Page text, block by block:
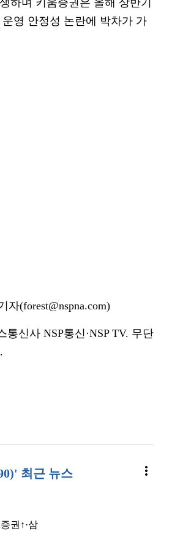
하며 키움증권은 올해 상반기
영 안정성 논란에 박차가 가
자(forest@nspna.com)
신사 NSP통신·NSP TV. 무단
최근 뉴스 more_vert
권↑·삼